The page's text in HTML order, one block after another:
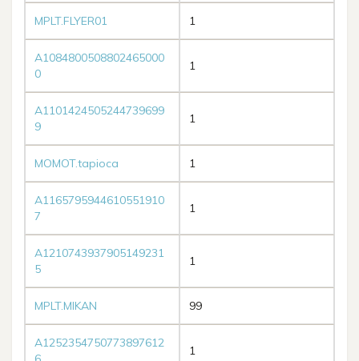
MPLT.FLYER01 1
A1084800508802465000
0
1
A1101424505244739699
9
1
MOMOT.tapioca 1
A1165795944610551910
7
1
A1210743937905149231
5
1
MPLT.MIKAN 99
A1252354750773897612
1